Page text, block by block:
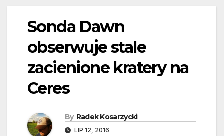
Sonda Dawn
obserwuje stale
zacienione kratery na
Ceres
By Radek Kosarzycki
LIP 12, 2016